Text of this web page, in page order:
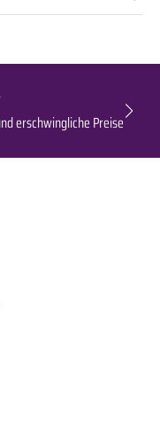
erschwingliche Preise